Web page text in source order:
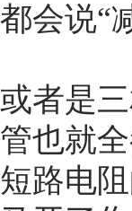
都会说“
或者是
管也就
短路电